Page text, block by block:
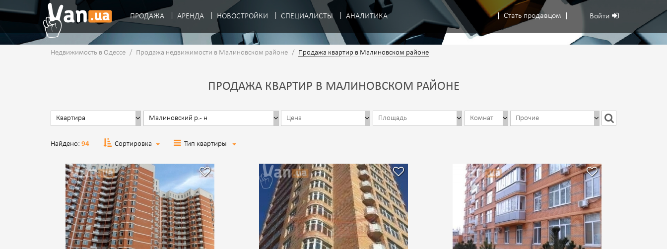
Стать продавцом Войти
ПРОДАЖА АРЕНДА НОВОСТРОЙКИ СПЕЦИАЛИСТЫ АНАЛИТИКА
Недвижимость в Одессе / Продажа недвижимости в Малиновском районе / Продажа квартир в Малиновском районе
ПРОДАЖА КВАРТИР В МАЛИНОВСКОМ РАЙОНЕ
Найдено: 94 Сортировка Тип квартиры